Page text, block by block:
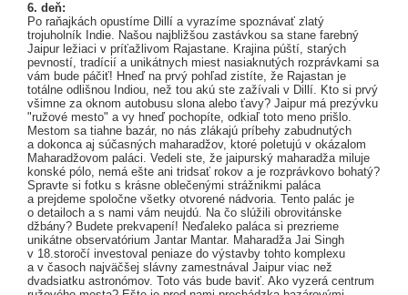
6. deň:
Po raňajkách opustíme Dillí a vyrazíme spoznávať zlatý
trojuholník Indie. Našou najbližšou zastávkou sa stane farebný
Jaipur ležiaci v príťažlivom Rajastane. Krajina púští, starých
pevností, tradícií a unikátnych miest nasiaknutých rozprávkami sa
vám bude páčiť! Hneď na prvý pohľad zistíte, že Rajastan je
totálne odlišnou Indiou, než tou akú ste zažívali v Dillí. Kto si prvý
všimne za oknom autobusu slona alebo ťavy? Jaipur má prezývku
"ružové mesto" a vy hneď pochopíte, odkiaľ toto meno prišlo.
Mestom sa tiahne bazár, no nás zlákajú príbehy zabudnutých
a dokonca aj súčasných maharadžov, ktoré poletujú v okázalom
Maharadžovom paláci. Vedeli ste, že jaipurský maharadža miluje
konské pólo, nemá ešte ani tridsať rokov a je rozprávkovo bohatý?
Spravte si fotku s krásne oblečenými strážnikmi paláca
a prejdeme spoločne všetky otvorené nádvoria. Tento palác je
o detailoch a s nami vám neujdú. Na čo slúžili obrovitánske
džbány? Budete prekvapení! Neďaleko paláca si prezrieme
unikátne observatórium Jantar Mantar. Maharadža Jai Singh
v 18.storočí investoval peniaze do výstavby tohto komplexu
a v časoch najväčšej slávny zamestnával Jaipur viac než
dvadsiatku astronómov. Toto vás bude baviť. Ako vyzerá centrum